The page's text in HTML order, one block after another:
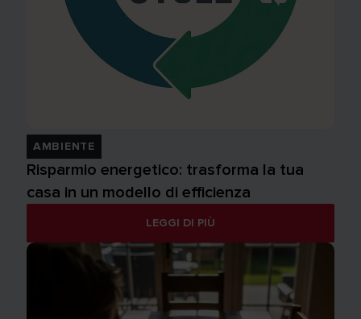
AMBIENTE
Risparmio energetico: trasforma la tua
casa in un modello di efficienza
LEGGI DI PIÙ